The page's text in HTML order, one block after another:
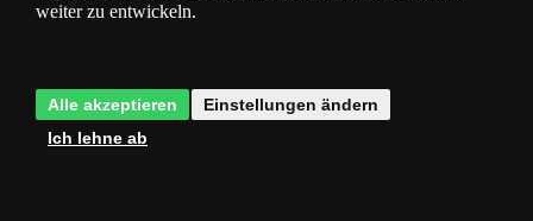
Ihr Name (Optional):
Stellen Sie anonym eine Frage.
Ich habe dieDatenschutz- und
Einwilligungserklärunggelesen und bin damit einverstanden.
dem Gesetz zum Schutz personenbezogener Daten muss der
weiter zu entwickeln.
Alle akzeptieren
Einstellungen ändern
Ich lehne ab